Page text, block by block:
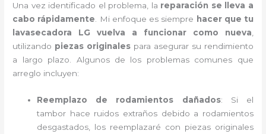
Una vez identificado el problema, la reparación se lleva a
cabo rápidamente. Mi enfoque es siempre hacer que tu
lavasecadora LG vuelva a funcionar como nueva,
utilizando piezas originales para asegurar su rendimiento
a largo plazo. Algunos de los problemas comunes que
arreglo incluyen:
Reemplazo de rodamientos dañados: Si el
tambor hace ruidos extraños debido a rodamientos
desgastados, los reemplazaré con piezas originales